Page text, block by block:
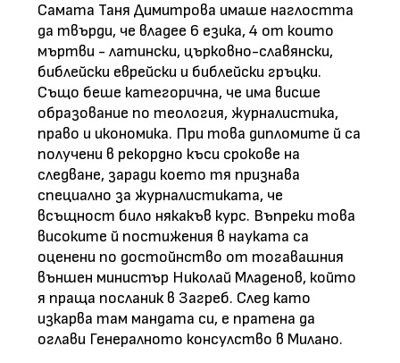
Самата Таня Димитрова имаше наглостта
да твърди, че владее 6 езика, 4 от които
мъртви - латински, църковно-славянски,
библейски еврейски и библейски гръцки.
Също беше категорична, че има висше
образование по теология, журналистика,
право и икономика. При това дипломите й са
получени в рекордно къси срокове на
следване, заради което тя признава
специално за журналистиката, че
всъщност било някакъв курс. Въпреки това
високите й постижения в науката са
оценени по достойнство от тогавашния
външен министър Николай Младенов, който
я праща посланик в Загреб. След като
изкарва там мандата си, е пратена да
оглави Генералното консулство в Милано.